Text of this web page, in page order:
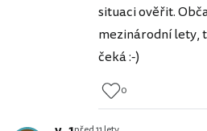
situaci ověřit.
mezinárodní lety,
čeká :-)
0